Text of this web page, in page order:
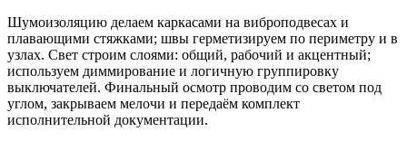
Шумоизоляцию делаем каркасами на виброподвесах и
плавающими стяжками; швы герметизируем по периметру и в
узлах. Свет строим слоями: общий, рабочий и акцентный;
используем диммирование и логичную группировку
выключателей. Финальный осмотр проводим со светом под
углом, закрываем мелочи и передаём комплект
исполнительной документации.